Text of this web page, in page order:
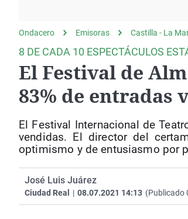
Como el perro y el
gato
Equipo
Negra
Ondacero Emisoras Castilla - La
8 DE CADA 10 ESPECTÁCULOS
El Festival de
83% de entradas
El Festival Internacional de
vendidas. El director del
optimismo y de entusiasmo por
José Luis Juárez
Ciudad Real | 08.07.2021 14:13 (Publicado